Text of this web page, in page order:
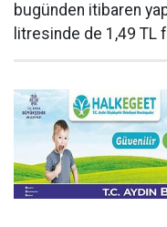
bugünden itibaren
litresinde de 1,49 TL